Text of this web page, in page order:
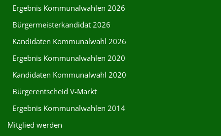
Ergebnis Kommunalwahlen 2026
Bürgermeisterkandidat 2026
Kandidaten Kommunalwahl 2026
Ergebnis Kommunalwahlen 2020
Kandidaten Kommunalwahl 2020
Bürgerentscheid V-Markt
Ergebnis Kommunalwahlen 2014
Mitglied werden